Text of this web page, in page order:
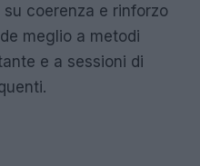
su coerenza e rinforzo
meglio a metodi
e a sessioni di